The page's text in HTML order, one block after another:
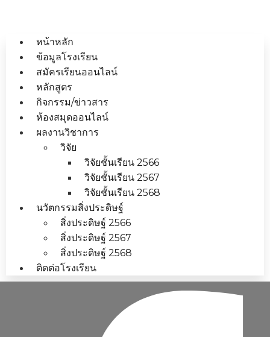
หน้าหลัก
ข้อมูลโรงเรียน
สมัครเรียนออนไลน์
หลักสูตร
กิจกรรม/ข่าวสาร
ห้องสมุดออนไลน์
ผลงานวิชาการ
วิจัย
วิจัยชั้นเรียน 2566
วิจัยชั้นเรียน 2567
วิจัยชั้นเรียน 2568
นวัตกรรมสิ่งประดิษฐ์
สิ่งประดิษฐ์ 2566
สิ่งประดิษฐ์ 2567
สิ่งประดิษฐ์ 2568
ติดต่อโรงเรียน